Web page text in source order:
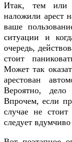
Итак, тем или
наложили арест
ваше
ситуации и
очередь,
стоит
Может так
арестован
Вероятно, дело
Впрочем, если
случае не
следует